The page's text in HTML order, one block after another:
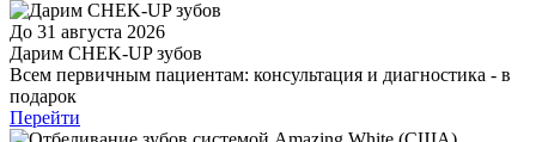
До 31 августа 2026
Дарим CHEK-UP зубов
Всем первичным пациентам: консультация и диагностика - в
подарок
Перейти